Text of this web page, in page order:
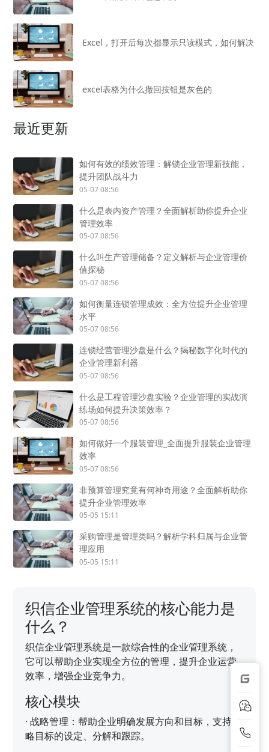
Excel，打开后每次都显示只读模式，如何解决
excel表格为什么撤回按钮是灰色的
最近更新
如何有效的绩效管理：解锁企业管理新技能，
提升团队战斗力
05-07 08:56
什么是表内资产管理？全面解析助你提升企业
管理效率
05-07 08:56
什么叫生产管理储备？定义解析与企业管理价
值探秘
05-07 08:56
如何衡量连锁管理成效：全方位提升企业管理
水平
05-07 08:56
连锁经营管理沙盘是什么？揭秘数字化时代的
企业管理新利器
05-07 08:56
什么是工程管理沙盘实验？企业管理的实战演
练场如何提升决策效率？
05-07 08:56
如何做好一个服装管理_全面提升服装企业管理
效率
05-07 08:56
非预算管理究竟有何神奇用途？全面解析助你
提升企业管理效率
05-05 15:11
采购管理是管理类吗？解析学科归属与企业管
理应用
05-05 15:11
织信企业管理系统的核心能力是
什么？
织信企业管理系统是一款综合性的企业管理系统，
它可以帮助企业实现全方位的管理，提升企业运营
效率，增强企业竞争力。
核心模块
·战略管理：帮助企业明确发展方向和目标，支持战
略目标的设定、分解和跟踪。